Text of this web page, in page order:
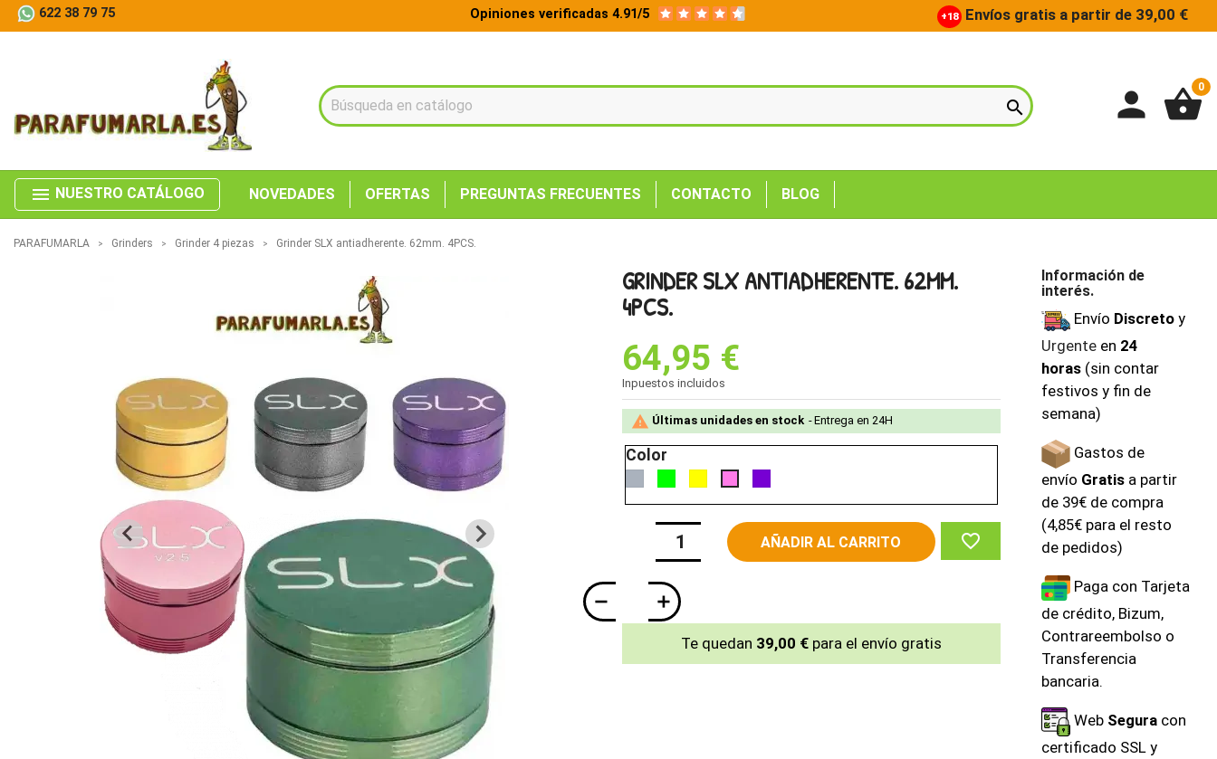
622 38 79 75 Opiniones verificadas 4.91/5 +18 Envíos gratis a partir de 39,00 €
 person shopping_basket
0
menu NUESTRO CATÁLOGO NOVEDADES OFERTAS PREGUNTAS FRECUENTES CONTACTO BLOG
PARAFUMARLA Grinders Grinder 4 piezas Grinder SLX antiadherente. 62mm. 4PCS.
GRINDER SLX ANTIADHERENTE. 62MM.
4PCS.
64,95 €
Inpuestos incluidos
 Últimas unidades en stock Entrega en 24H
Color
AÑADIR AL CARRITO favorite_border
Te quedan 39,00 €para el envío gratis
Información de
interés.
Envío Discretoy
Urgenteen 24
horas(sin contar
festivos y fin de
semana)
Gastos de
envío Gratisa partir
de 39€ de compra
(4,85€ para el resto
de pedidos)
Paga con Tarjeta
de crédito, Bizum,
Contrareembolso o
Transferencia
bancaria.
Web Seguracon
certificado SSL y